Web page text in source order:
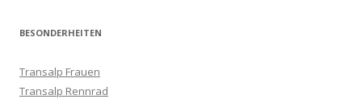
BESONDERHEITEN
Transalp Frauen
Transalp Rennrad